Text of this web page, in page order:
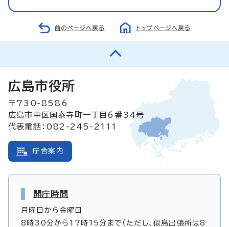
前のページへ戻る トップページへ戻る
広島市役所
〒730-8586
広島市中区国泰寺町一丁目6番34号
代表電話：082-245-2111
庁舎案内
開庁時間
月曜日から金曜日
8時30分から17時15分まで（ただし、似島出張所は8